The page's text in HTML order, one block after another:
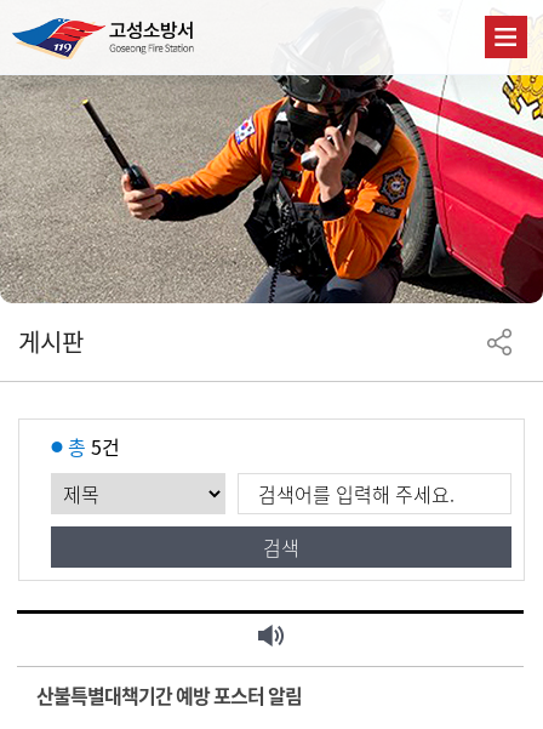
게시판
총 5건
산불특별대책기간 예방 포스터 알림